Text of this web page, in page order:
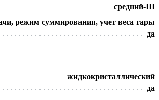
средний-III
режим суммирования, учет веса тары
да
жидкокристаллический
да